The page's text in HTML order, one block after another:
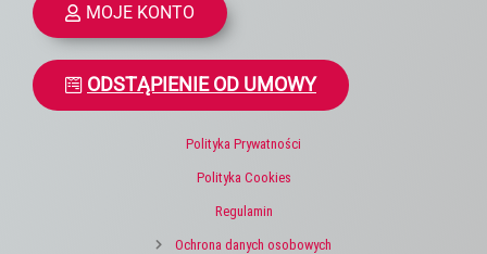
MOJE KONTO
ODSTĄPIENIE OD UMOWY
Polityka Prywatności
Polityka Cookies
Regulamin
Ochrona danych osobowych